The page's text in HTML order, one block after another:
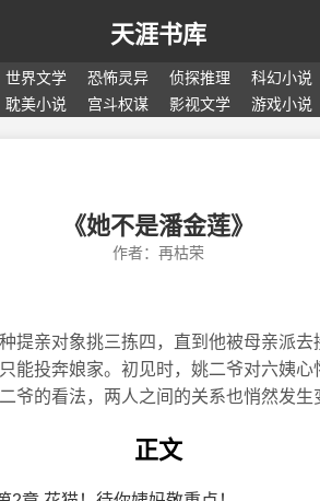
天涯书库
世界文学 恐怖灵异 侦探推理 科幻小说
耽美小说 宫斗权谋 影视文学 游戏小说
《她不是潘金莲》
作者：再枯荣
提亲对象挑三拣四，直到他被母亲派
能投奔娘家。初见时，姚二爷对六姨心
爷的看法，两人之间的关系也悄然发生
正文